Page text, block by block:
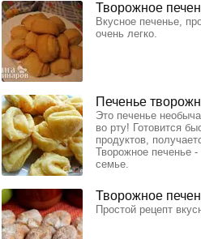
Творожное
Вкусное печенье,
очень легко.
Печенье
Это печенье
во рту! Готовится
продуктов,
Творожное печенье
семье.
Творожное
Простой рецепт